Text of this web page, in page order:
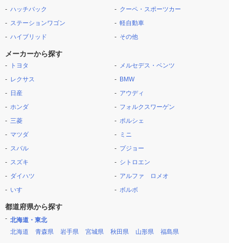
ハッチバック
ステーションワゴン
ハイブリッド
クーペ・スポーツカー
軽自動車
その他
メーカーから探す
トヨタ
レクサス
日産
ホンダ
三菱
マツダ
スバル
スズキ
ダイハツ
いすゞ
メルセデス・ベンツ
BMW
アウディ
フォルクスワーゲン
ポルシェ
ミニ
プジョー
シトロエン
アルファ ロメオ
ボルボ
都道府県から探す
北海道・東北
北海道
青森県 岩手県 宮城県 秋田県 山形県 福島県